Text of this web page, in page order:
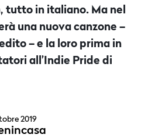
tutto in italiano. Ma nel
una nuova canzone –
– e la loro prima in
all’Indie Pride di
2019